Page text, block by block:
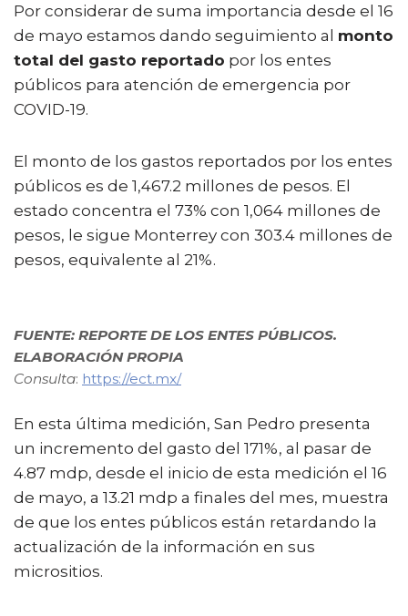
Por considerar de suma importancia desde el 16
de mayo estamos dando seguimiento al monto
total del gasto reportado por los entes
públicos para atención de emergencia por
COVID-19.
El monto de los gastos reportados por los entes
públicos es de 1,467.2 millones de pesos. El
estado concentra el 73% con 1,064 millones de
pesos, le sigue Monterrey con 303.4 millones de
pesos, equivalente al 21%.
FUENTE: REPORTE DE LOS ENTES PÚBLICOS.
ELABORACIÓN PROPIA
Consulta: https://ect.mx/
En esta última medición, San Pedro presenta
un incremento del gasto del 171%, al pasar de
4.87 mdp, desde el inicio de esta medición el 16
de mayo, a 13.21 mdp a finales del mes, muestra
de que los entes públicos están retardando la
actualización de la información en sus
micrositios.